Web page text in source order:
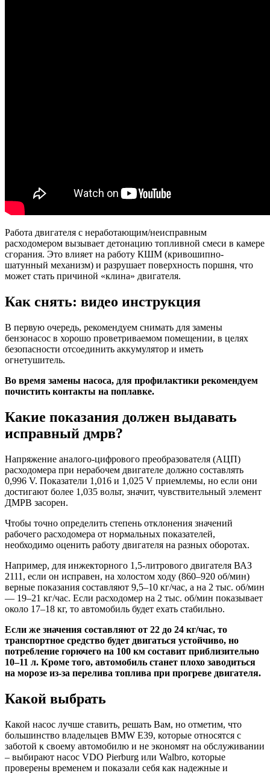
Работа двигателя с неработающим/неисправным
расходомером вызывает детонацию топливной смеси в камере
сгорания. Это влияет на работу КШМ (кривошипно-
шатунный механизм) и разрушает поверхность поршня, что
может стать причиной «клина» двигателя.
Как снять: видео инструкция
В первую очередь, рекомендуем снимать для замены
бензонасос в хорошо проветриваемом помещении, в целях
безопасности отсоединить аккумулятор и иметь
огнетушитель.
Во время замены насоса, для профилактики рекомендуем
почистить контакты на поплавке.
Какие показания должен выдавать
исправный дмрв?
Напряжение аналого-цифрового преобразователя (АЦП)
расходомера при нерабочем двигателе должно составлять
0,996 V. Показатели 1,016 и 1,025 V приемлемы, но если они
достигают более 1,035 вольт, значит, чувствительный элемент
ДМРВ засорен.
Чтобы точно определить степень отклонения значений
рабочего расходомера от нормальных показателей,
необходимо оценить работу двигателя на разных оборотах.
Например, для инжекторного 1,5-литрового двигателя ВАЗ
2111, если он исправен, на холостом ходу (860–920 об/мин)
верные показания составляют 9,5–10 кг/час, а на 2 тыс. об/мин
— 19–21 кг/час. Если расходомер на 2 тыс. об/мин показывает
около 17–18 кг, то автомобиль будет ехать стабильно.
Если же значения составляют от 22 до 24 кг/час, то
транспортное средство будет двигаться устойчиво, но
потребление горючего на 100 км составит приблизительно
10–11 л. Кроме того, автомобиль станет плохо заводиться
на морозе из-за перелива топлива при прогреве двигателя.
Какой выбрать
Какой насос лучше ставить, решать Вам, но отметим, что
большинство владельцев BMW Е39, которые относятся с
заботой к своему автомобилю и не экономят на обслуживании
– выбирают насос VDO Pierburg или Walbro, которые
проверены временем и показали себя как надежные и